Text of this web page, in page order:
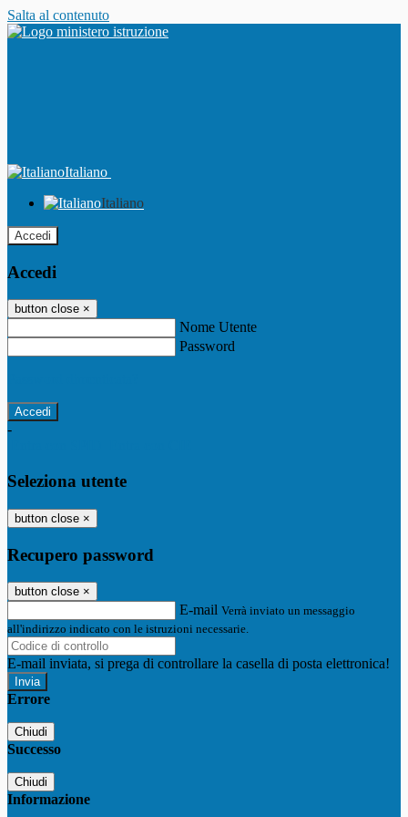
Salta al contenuto
Italiano
Italiano
Accedi
Accedi
button close ×
Nome Utente
Password
-
Seleziona utente
button close ×
Recupero password
button close ×
E-mail Verrà inviato un messaggio
all'indirizzo indicato con le istruzioni necessarie.
E-mail inviata, si prega di controllare la casella di posta elettronica!
Errore
Chiudi
Successo
Chiudi
Informazione